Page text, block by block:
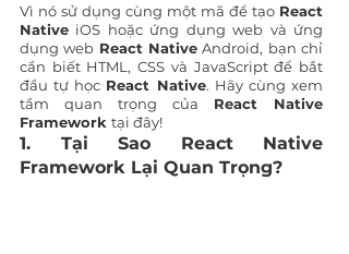
Vì nó sử dụng cùng một mã để tạo React
Native iOS hoặc ứng dụng web và ứng
dụng web React Native Android, bạn chỉ
cần biết HTML, CSS và JavaScript để bắt
đầu tự học React Native. Hãy cùng xem
tầm quan trọng của React Native
Framework tại đây!
1. Tại Sao React Native
Framework Lại Quan Trọng?